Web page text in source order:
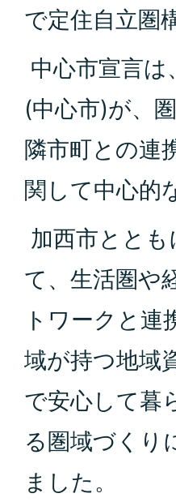
で定住自立圏
中心市宣言
(中心市)が、
隣市町との連
関して中心的
加西市とと
て、生活圏や
トワークと
域が持つ地域
で安心して暮
る圏域づくり
ました。